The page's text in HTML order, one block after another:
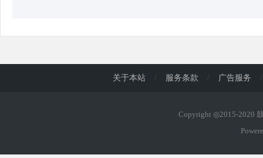
关于本站 / 服务条款 / 广告服务 /
Copyright ◎2015-2020